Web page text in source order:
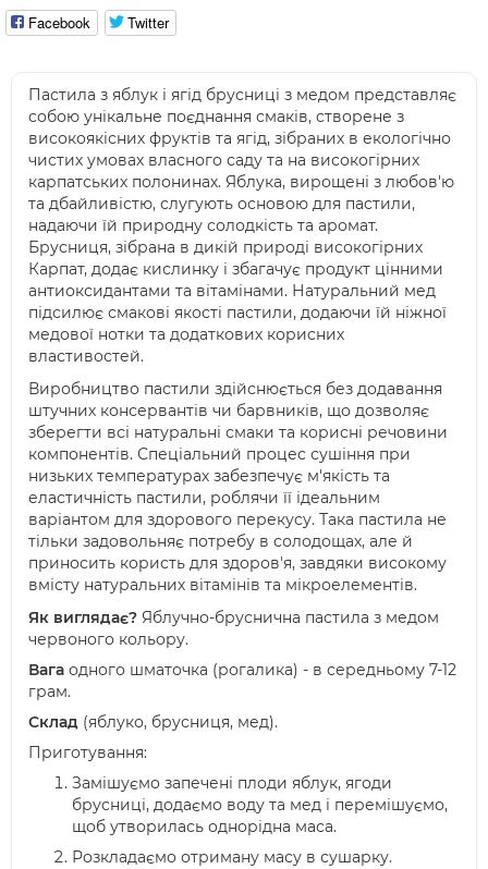
Facebook Twitter
Пастила з яблук і ягід брусниці з медом представляє
собою унікальне поєднання смаків, створене з
високоякісних фруктів та ягід, зібраних в екологічно
чистих умовах власного саду та на високогірних
карпатських полонинах. Яблука, вирощені з любов'ю
та дбайливістю, слугують основою для пастили,
надаючи їй природну солодкість та аромат.
Брусниця, зібрана в дикій природі високогірних
Карпат, додає кислинку і збагачує продукт цінними
антиоксидантами та вітамінами. Натуральний мед
підсилює смакові якості пастили, додаючи їй ніжної
медової нотки та додаткових корисних
властивостей.
Виробництво пастили здійснюється без додавання
штучних консервантів чи барвників, що дозволяє
зберегти всі натуральні смаки та корисні речовини
компонентів. Спеціальний процес сушіння при
низьких температурах забезпечує м'якість та
еластичність пастили, роблячи її ідеальним
варіантом для здорового перекусу. Така пастила не
тільки задовольняє потребу в солодощах, але й
приносить користь для здоров'я, завдяки високому
вмісту натуральних вітамінів та мікроелементів.
Як виглядає? Яблучно-бруснична пастила з медом
червоного кольору.
Вага одного шматочка (рогалика) - в середньому 7-12
грам.
Склад (яблуко, брусниця, мед).
Приготування:
Замішуємо запечені плоди яблук, ягоди
брусниці, додаємо воду та мед і перемішуємо,
щоб утворилась однорідна маса.
Розкладаємо отриману масу в сушарку.